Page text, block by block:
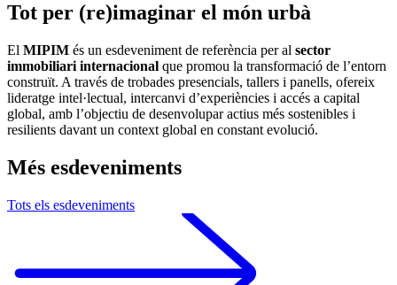
Tot per (re)imaginar el món urbà
El MIPIM és un esdeveniment de referència per al sector
immobiliari internacional que promou la transformació de l’entorn
construït. A través de trobades presencials, tallers i panells, ofereix
lideratge intel·lectual, intercanvi d’experiències i accés a capital
global, amb l’objectiu de desenvolupar actius més sostenibles i
resilients davant un context global en constant evolució.
Més esdeveniments
Tots els esdeveniments